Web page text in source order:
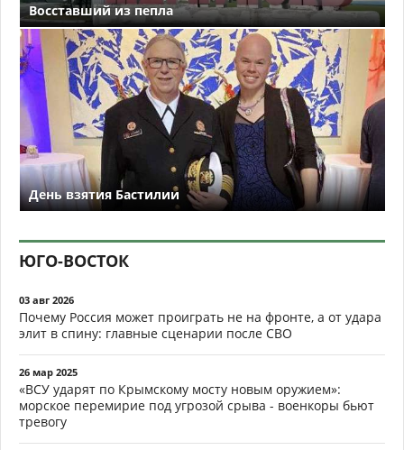
Восставший из пепла
День взятия Бастилии
ЮГО-ВОСТОК
03 авг 2026
Почему Россия может проиграть не на фронте, а от удара
элит в спину: главные сценарии после СВО
26 мар 2025
«ВСУ ударят по Крымскому мосту новым оружием»:
морское перемирие под угрозой срыва - военкоры бьют
тревогу